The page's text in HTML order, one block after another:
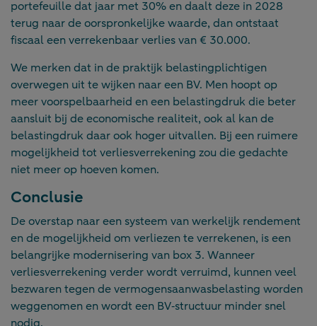
portefeuille dat jaar met 30% en daalt deze in 2028
terug naar de oorspronkelijke waarde, dan ontstaat
fiscaal een verrekenbaar verlies van € 30.000.
We merken dat in de praktijk belastingplichtigen
overwegen uit te wijken naar een BV. Men hoopt op
meer voorspelbaarheid en een belastingdruk die beter
aansluit bij de economische realiteit, ook al kan de
belastingdruk daar ook hoger uitvallen. Bij een ruimere
mogelijkheid tot verliesverrekening zou die gedachte
niet meer op hoeven komen.
Conclusie
De overstap naar een systeem van werkelijk rendement
en de mogelijkheid om verliezen te verrekenen, is een
belangrijke modernisering van box 3. Wanneer
verliesverrekening verder wordt verruimd, kunnen veel
bezwaren tegen de vermogensaanwasbelasting worden
weggenomen en wordt een BV‑structuur minder snel